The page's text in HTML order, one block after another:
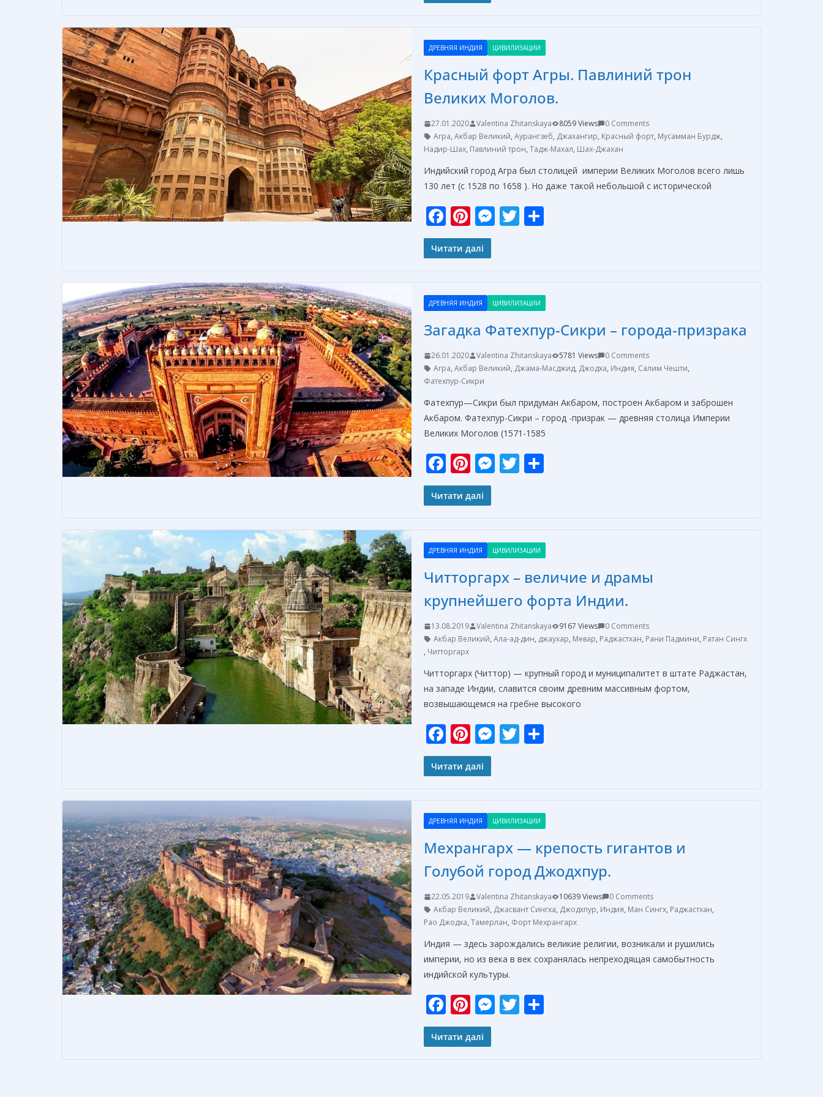
o
o
k
st n
g
er
а
в
и
т
ь
ДРЕВНЯЯ ИНДИЯ ЦИВИЛИЗАЦИИ
Красный форт Агры. Павлиний трон
Великих Моголов.
27.01.2020 Valentina Zhitanskaya 8059 Views
0 Comments
Агра, Акбар Великий, Аурангзеб, Джахангир, Красный форт, Мусамман Бурдж,
Надир-Шах, Павлиний трон, Тадж-Махал, Шах-Джахан
Индийский город Агра был столицей империи Великих Моголов всего лишь
130 лет (с 1528 по 1658 ). Но даже такой небольшой с исторической
F
ac
e
o
o
k
Pi
nt
er
st
M
n
g
er
T
а
в
и
т
ь
Читати далі
ДРЕВНЯЯ ИНДИЯ ЦИВИЛИЗАЦИИ
Загадка Фатехпур-Сикри – города-призрака
26.01.2020 Valentina Zhitanskaya 5781 Views
0 Comments
Агра, Акбар Великий, Джама-Масджид, Джодха, Индия, Салим Чешти,
Фатехпур-Сикри
Фатехпур—Сикри был придуман Акбаром, построен Акбаром и заброшен
Акбаром. Фатехпур-Сикри – город -призрак — древняя столица Империи
Великих Моголов (1571-1585
F
ac
e
o
o
k
Pi
nt
er
st
M
n
g
er
T
а
в
и
т
ь
Читати далі
ДРЕВНЯЯ ИНДИЯ ЦИВИЛИЗАЦИИ
Читторгарх – величие и драмы
крупнейшего форта Индии.
13.08.2019 Valentina Zhitanskaya 9167 Views
0 Comments
Акбар Великий, Ала-ад-дин, джаухар, Мевар, Раджастхан, Рани Падмини, Ратан Сингх
, Читторгарх
Читторгарх (Читтор) — крупный город и муниципалитет в штате Раджастан,
на западе Индии, славится своим древним массивным фортом,
возвышающемся на гребне высокого
F
ac
e
o
o
k
Pi
nt
er
st
M
n
g
er
T
а
в
и
т
ь
Читати далі
ДРЕВНЯЯ ИНДИЯ ЦИВИЛИЗАЦИИ
Мехрангарх — крепость гигантов и
Голубой город Джодхпур.
22.05.2019 Valentina Zhitanskaya 10639 Views
0 Comments
Акбар Великий, Джасвант Сингха, Джодхпур, Индия, Ман Сингх, Раджастхан,
Рао Джодха, Тамерлан, Форт Мехрангарх
Индия — здесь зарождались великие религии, возникали и рушились
империи, но из века в век сохранялась непреходящая самобытность
индийской культуры.
F
ac
e
Pi
nt
er
M T
Читати далі